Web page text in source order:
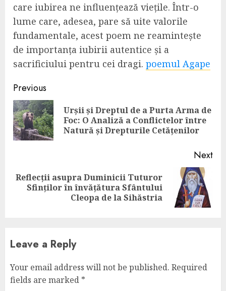
care iubirea ne influențează viețile. Într-o
lume care, adesea, pare să uite valorile
fundamentale, acest poem ne reamintește
de importanța iubirii autentice și a
sacrificiului pentru cei dragi. poemul Agape
Continue
Reading
Previous
Urșii și Dreptul de a Purta Arma de
Foc: O Analiză a Conflictelor între
Natură și Drepturile Cetățenilor
Next
Next
Reflecții asupra Duminicii Tuturor
Sfinților în învățătura Sfântului
Cleopa de la Sihăstria
Leave a Reply
Your email address will not be published. Required
fields are marked *